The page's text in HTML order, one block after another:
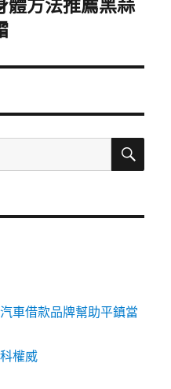
體方法推薦黑蒜
搜
車借款品牌幫助平鎮當
權威